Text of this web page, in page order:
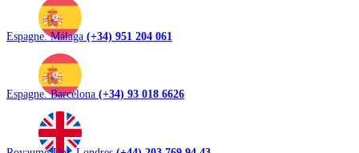
Espagne. Málaga (+34) 951 204 061
Espagne. Barcelona (+34) 93 018 6626